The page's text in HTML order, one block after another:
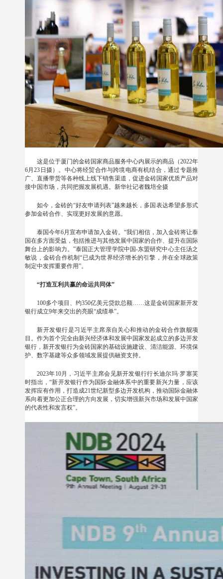
这是位于厦门的金砖国家商品服务中心内展示的商品（2022年
6月23日摄）。中心将经贸合作与跨境电商有机结合，通过专题推
广、直播带货等各种线上线下销售渠道，促进金砖国家优质产品对
接中国市场，共同把握发展机遇。新华社记者魏培全摄
如今，金砖的“好友申请列表”越来越长，多国表达希望多形式
参加金砖合作、实现更好发展的意愿。
泰国今年6月宣布申请加入金砖。“我们相信，加入金砖将让泰
国在多方面受益，包括推进与其他发展中国家的合作、提升在国际
舞台上的影响力。”泰国正大管理学院中国-东盟研究中心主任汤之
敏说，金砖合作机制“已成为世界经济增长的引擎，并在全球政策
制定中发挥重要作用”。
“打造互利共赢的命运共同体”
100多个项目、约350亿美元贷款总额……这是金砖国家新开发
银行成立9年来交出的亮眼“成绩单”。
新开发银行是习近平主席亲自关心和推动的金砖合作旗舰项
目。作为首个完全由新兴经济体和发展中国家发起成立的多边开发
银行，新开发银行为金砖国家的基础设施建设、清洁能源、环境保
护、数字基建等众多领域发展提供融资支持。
2023年10月，习近平主席会见新开发银行行长迪尔玛·罗塞芙
时指出，“新开发银行作为国际金融体系中的重要新兴力量，应该
发挥应有作用，打造成21世纪新型多边开发机构，推动国际金融体
系向着更加公正合理的方向发展，切实增强新兴市场和发展中国家
的代表性和发言权”。